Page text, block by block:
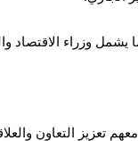
يشمل وزراء الاقتصاد
تعزيز التعاون